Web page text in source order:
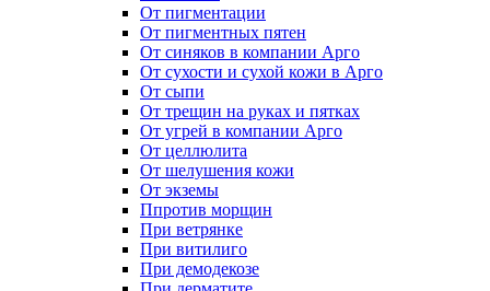
От пигментации
От пигментных пятен
От синяков в компании Арго
От сухости и сухой кожи в Арго
От сыпи
От трещин на руках и пятках
От угрей в компании Арго
От целлюлита
От шелушения кожи
От экземы
Ппротив морщин
При ветрянке
При витилиго
При демодекозе